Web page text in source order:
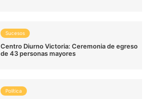
Sucesos
Centro Diurno Victoria: Ceremonia de egreso
de 43 personas mayores
Política